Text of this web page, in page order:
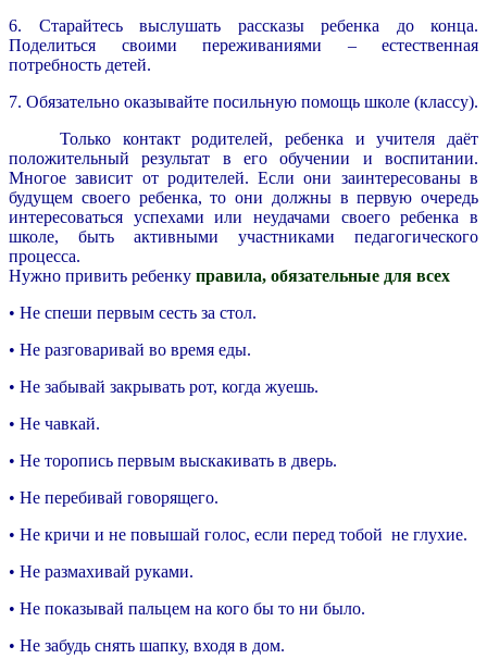
6. Старайтесь выслушать рассказы ребенка до конца.
Поделиться своими переживаниями – естественная
потребность детей.
7. Обязательно оказывайте посильную помощь школе (классу).
Только контакт родителей, ребенка и учителя даёт
положительный результат в его обучении и воспитании.
Многое зависит от родителей. Если они заинтересованы в
будущем своего ребенка, то они должны в первую очередь
интересоваться успехами или неудачами своего ребенка в
школе, быть активными участниками педагогического
процесса.
Нужно привить ребенку правила, обязательные для всех
• Не спеши первым сесть за стол.
• Не разговаривай во время еды.
• Не забывай закрывать рот, когда жуешь.
• Не чавкай.
• Не торопись первым выскакивать в дверь.
• Не перебивай говорящего.
• Не кричи и не повышай голос, если перед тобой не глухие.
• Не размахивай руками.
• Не показывай пальцем на кого бы то ни было.
• Не забудь снять шапку, входя в дом.